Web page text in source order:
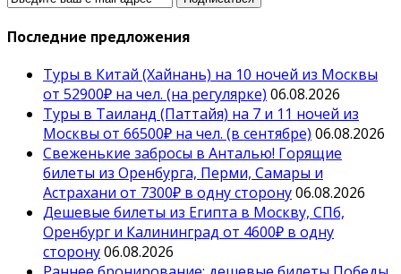
Последние предложения
Туры в Китай (Хайнань) на 10 ночей из Москвы
от 52900₽ на чел. (на регулярке) 06.08.2026
Туры в Таиланд (Паттайя) на 7 и 11 ночей из
Москвы от 66500₽ на чел. (в сентябре) 06.08.2026
Свеженькие забросы в Анталью! Горящие
билеты из Оренбурга, Перми, Самары и
Астрахани от 7300₽ в одну сторону06.08.2026
Дешевые билеты из Египта в Москву, СПб,
Оренбург и Калининград от 4600₽ в одну
сторону06.08.2026